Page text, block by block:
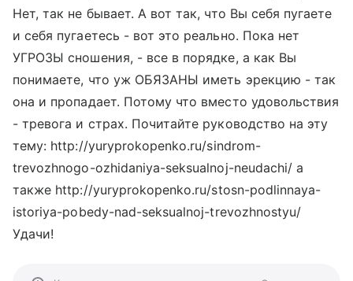
Нет, так не бывает. А вот так, что Вы себя пугаете
и себя пугаетесь - вот это реально. Пока нет
УГРОЗЫ сношения, - все в порядке, а как Вы
понимаете, что уж ОБЯЗАНЫ иметь эрекцию - так
она и пропадает. Потому что вместо удовольствия
- тревога и страх. Почитайте руководство на эту
тему: http://yuryprokopenko.ru/sindrom-
trevozhnogo-ozhidaniya-seksualnoj-neudachi/ а
также http://yuryprokopenko.ru/stosn-podlinnaya-
istoriya-pobedy-nad-seksualnoj-trevozhnostyu/
Удачи!